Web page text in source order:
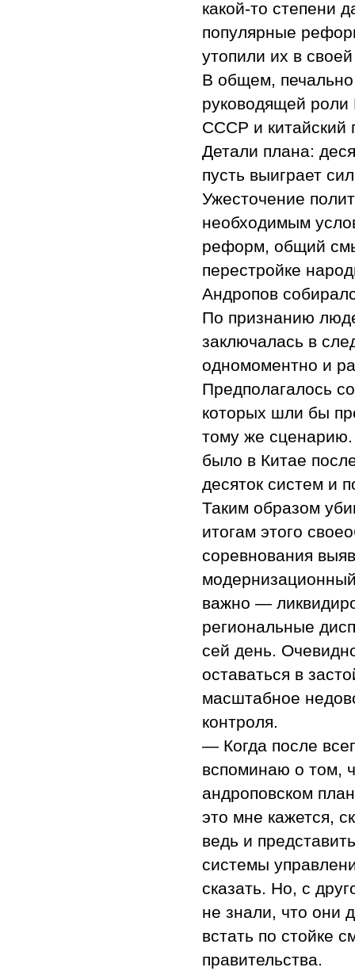
какой-то степени
популярные
утопили их в
В общем,
руководящей
СССР и китайский
Детали плана:
пусть выиграет
Ужесточение
необходимым
реформ, общий
перестройке
Андропов
По признанию
заключалась в
одномоментно и
Предполагалось
которых шли бы
тому же
было в Китае
десяток систем и
Таким образом
итогам этого
соревнования
важно —
региональные
сей день.
оставаться в
масштабное
контроля.
— Когда после
вспоминаю о том,
андроповском
это мне кажется,
ведь и
системы
сказать. Но, с
не знали, что они
встать по стойке
правительства.